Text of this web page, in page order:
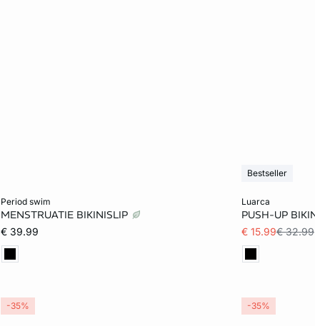
period swim
MENSTRUATIE BIKINISLIP
€ 39.99
luarca
PUSH-UP
€ 15.99€ 32.99
Bestseller
-35% -35%